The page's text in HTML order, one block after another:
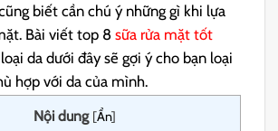
biết cần chú ý những gì khi lựa
Bài viết top 8sữa rửa mặt tốt
da dưới đây sẽ gợi ý cho bạn loại
hợp với da của mình.
Nội dung [Ẩn]